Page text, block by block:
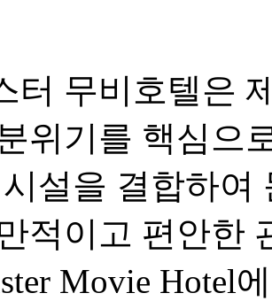
터 무비호텔은
위기를 핵심으
설을 결합하여
적이고 편안한
Movie Hotel